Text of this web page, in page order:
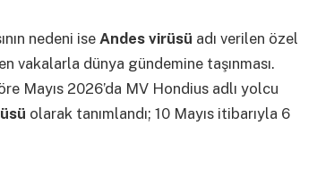
nedeni ise Andes virüsü adı verilen özel
vakalarla dünya gündemine taşınması.
Mayıs 2026’da MV Hondius adlı yolcu
olarak tanımlandı; 10 Mayıs itibarıyla 6